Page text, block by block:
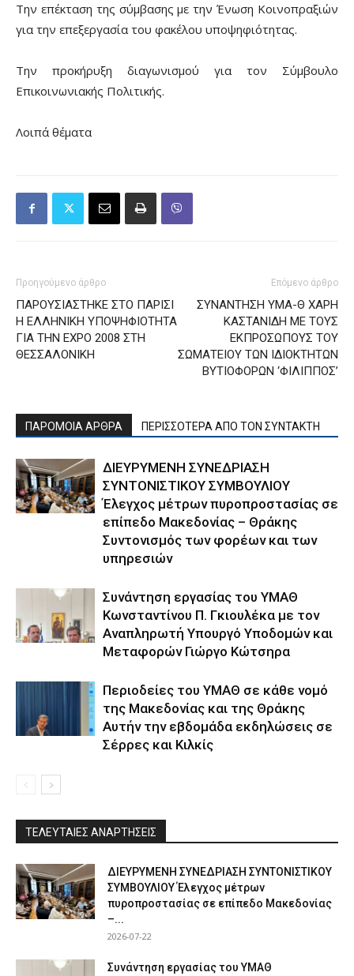
Την επέκταση της σύμβασης με την Ένωση Κοινοπραξιών
για την επεξεργασία του φακέλου υποψηφιότητας.
Την προκήρυξη διαγωνισμού για τον Σύμβουλο
Επικοινωνιακής Πολιτικής.
Λοιπά θέματα
Προηγούμενο άρθρο
ΠΑΡΟΥΣΙΑΣΤΗΚΕ ΣΤΟ ΠΑΡΙΣΙ
Η ΕΛΛΗΝΙΚΗ ΥΠΟΨΗΦΙΟΤΗΤΑ
ΓΙΑ ΤΗΝ ΕΧΡΟ 2008 ΣΤΗ
ΘΕΣΣΑΛΟΝΙΚΗ
Επόμενο άρθρο
ΣΥΝΑΝΤΗΣΗ ΥΜΑ-Θ ΧΑΡΗ
ΚΑΣΤΑΝΙΔΗ ΜΕ ΤΟΥΣ
ΕΚΠΡΟΣΩΠΟΥΣ ΤΟΥ
ΣΩΜΑΤΕΙΟΥ ΤΩΝ ΙΔΙΟΚΤΗΤΩΝ
ΒΥΤΙΟΦΟΡΩΝ ‘ΦΙΛΙΠΠΟΣ’
ΠΑΡΟΜΟΙΑ ΑΡΘΡΑ ΠΕΡΙΣΣΟΤΕΡΑ ΑΠΟ ΤΟΝ ΣΥΝΤΑΚΤΗ
ΔΙΕΥΡΥΜΕΝΗ ΣΥΝΕΔΡΙΑΣΗ
ΣΥΝΤΟΝΙΣΤΙΚΟΥ ΣΥΜΒΟΥΛΙΟΥ
Έλεγχος μέτρων πυροπροστασίας σε
επίπεδο Μακεδονίας – Θράκης
Συντονισμός των φορέων και των
υπηρεσιών
Συνάντηση εργασίας του ΥΜΑΘ
Κωνσταντίνου Π. Γκιουλέκα με τον
Αναπληρωτή Υπουργό Υποδομών και
Μεταφορών Γιώργο Κώτσηρα
Περιοδείες του ΥΜΑΘ σε κάθε νομό
της Μακεδονίας και της Θράκης
Αυτήν την εβδομάδα εκδηλώσεις σε
Σέρρες και Κιλκίς
ΤΕΛΕΥΤΑΙΕΣ ΑΝΑΡΤΗΣΕΙΣ
ΔΙΕΥΡΥΜΕΝΗ ΣΥΝΕΔΡΙΑΣΗ ΣΥΝΤΟΝΙΣΤΙΚΟΥ
ΣΥΜΒΟΥΛΙΟΥ Έλεγχος μέτρων
πυροπροστασίας σε επίπεδο Μακεδονίας
–...
2026-07-22
Συνάντηση εργασίας του ΥΜΑΘ